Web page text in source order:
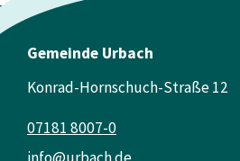
Gemeinde Urbach
Konrad-Hornschuch-Straße 12
07181 8007-0